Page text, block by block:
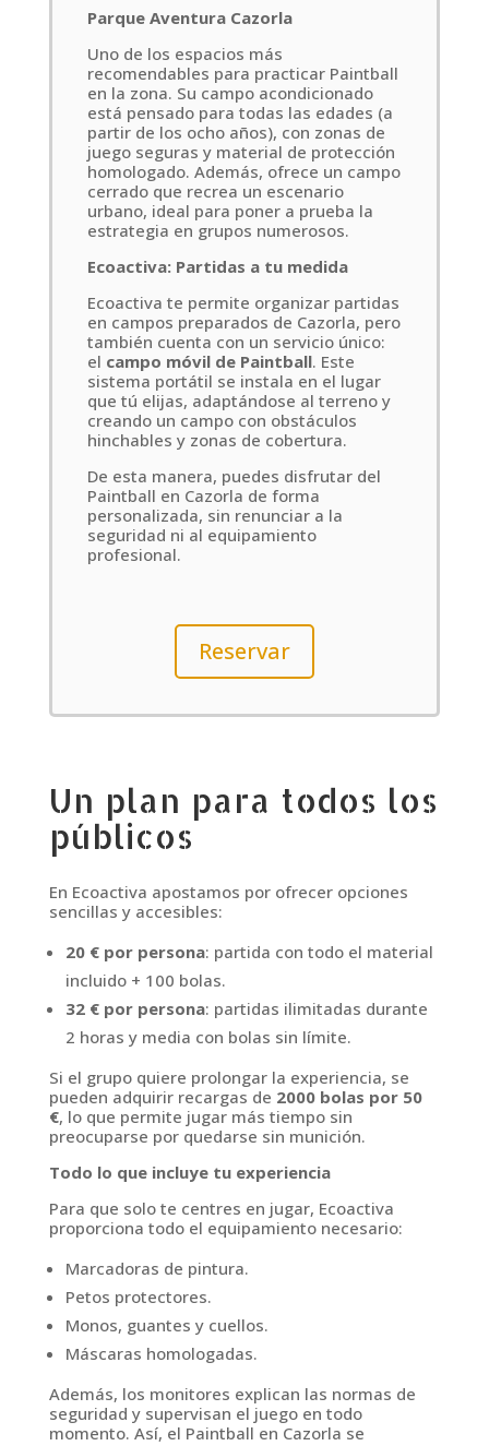
Parque Aventura Cazorla
Uno de los espacios más
recomendables para practicar Paintball
en la zona. Su campo acondicionado
está pensado para todas las edades (a
partir de los ocho años), con zonas de
juego seguras y material de protección
homologado. Además, ofrece un campo
cerrado que recrea un escenario
urbano, ideal para poner a prueba la
estrategia en grupos numerosos.
Ecoactiva: Partidas a tu medida
Ecoactiva te permite organizar partidas
en campos preparados de Cazorla, pero
también cuenta con un servicio único:
el campo móvil de Paintball. Este
sistema portátil se instala en el lugar
que tú elijas, adaptándose al terreno y
creando un campo con obstáculos
hinchables y zonas de cobertura.
De esta manera, puedes disfrutar del
Paintball en Cazorla de forma
personalizada, sin renunciar a la
seguridad ni al equipamiento
profesional.
Reservar
Un plan para todos los
públicos
En Ecoactiva apostamos por ofrecer opciones
sencillas y accesibles:
20 € por persona: partida con todo el material
incluido + 100 bolas.
32 € por persona: partidas ilimitadas durante
2 horas y media con bolas sin límite.
Si el grupo quiere prolongar la experiencia, se
pueden adquirir recargas de 2000 bolas por 50
€, lo que permite jugar más tiempo sin
preocuparse por quedarse sin munición.
Todo lo que incluye tu experiencia
Para que solo te centres en jugar, Ecoactiva
proporciona todo el equipamiento necesario:
Marcadoras de pintura.
Petos protectores.
Monos, guantes y cuellos.
Máscaras homologadas.
Además, los monitores explican las normas de
seguridad y supervisan el juego en todo
momento. Así, el Paintball en Cazorla se